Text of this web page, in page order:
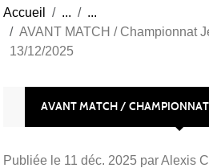
Accueil
AVANT MATCH / Championnat
13/12/2025
AVANT MATCH /
Publiée le 11 déc. 2025 par Alexis